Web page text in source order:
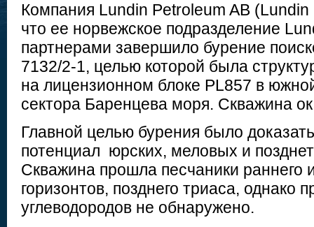
Компания Lundin Petroleum AB
что ее норвежское подразделение
партнерами завершило бурение
7132/2-1, целью которой была
на лицензионном блоке PL857 в
сектора Баренцева моря. Скважина
Главной целью бурения было
потенциал юрских, меловых и
Скважина прошла песчаники раннего
горизонтов, позднего триаса, однако
углеводородов не обнаружено.